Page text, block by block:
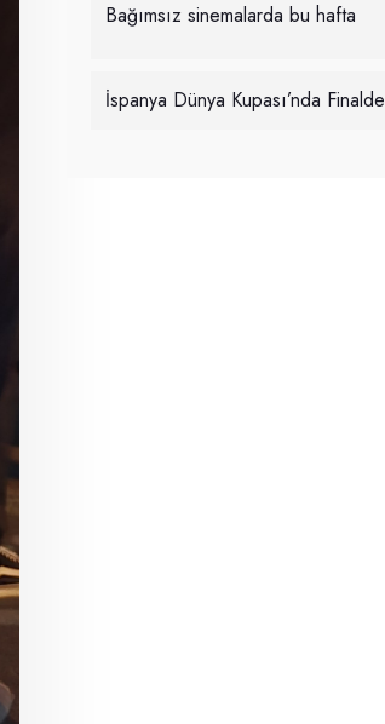
Bağımsız sinemalarda bu hafta
İspanya Dünya Kupası’nda Finalde